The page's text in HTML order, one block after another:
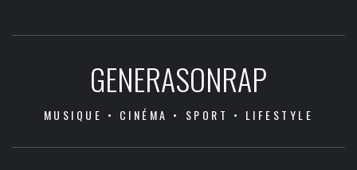
GENERASONRAP
MUSIQUE • CINÉMA • SPORT • LIFESTYLE